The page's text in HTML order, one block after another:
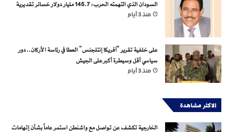
السودان الذي التهمته الحرب: 145.7 مليار دولار خسائر تقديرية
منذ 3 أيام
على خلفية تقرير “آفريكا إنتلجنس” العطا في رئاسة الأركان.. دور
سياسي أقل وسيطرة أكبر على الجيش
منذ 3 أيام
الاكثر مشاهدة
الخارجية تكشف عن تواصل مع واشنطن استمر عاماً بشأن إتهامات